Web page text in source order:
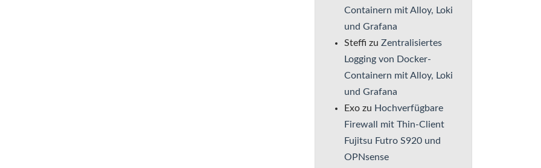
Containern mit Alloy, Loki
und Grafana
Steffi zu Zentralisiertes
Logging von Docker-
Containern mit Alloy, Loki
und Grafana
Exo zu Hochverfügbare
Firewall mit Thin-Client
Fujitsu Futro S920 und
OPNsense